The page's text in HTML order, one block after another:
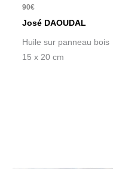
90€
José DAOUDAL
Huile sur panneau bois
15 x 20 cm